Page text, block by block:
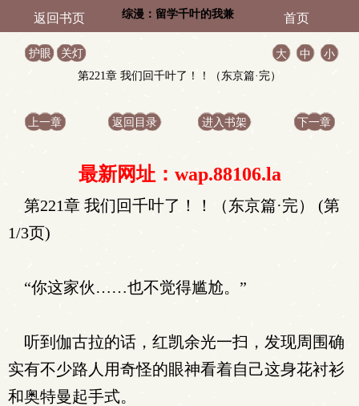
返回书页 综漫：留学千叶的我兼 首页
护眼 关灯 大 中
小
第221章 我们回千叶了！！（东京篇·完）
上一章 返回目录 进入书架 下一章
最新网址：wap.88106.la
第221章 我们回千叶了！！（东京篇·完） (第
1/3页)
“你这家伙……也不觉得尴尬。”
听到伽古拉的话，红凯余光一扫，发现周围确
实有不少路人用奇怪的眼神看着自己这身花衬衫
和奥特曼起手式。